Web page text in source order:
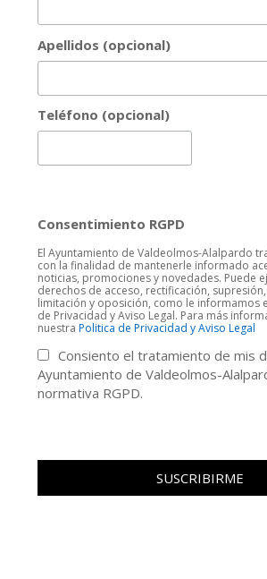
Apellidos (opcional)
Teléfono (opcional)
Consentimiento RGPD
El Ayuntamiento de Valdeolmos-Alalpardo
con la finalidad de mantenerle informado
noticias, promociones y novedades. Puede
derechos de acceso, rectificación,
limitación y oposición, como le informamos
de Privacidad y Aviso Legal. Para más
nuestra Politica de Privacidad y Aviso Legal
Consiento el tratamiento de mis
Ayuntamiento de Valdeolmos-
normativa RGPD.